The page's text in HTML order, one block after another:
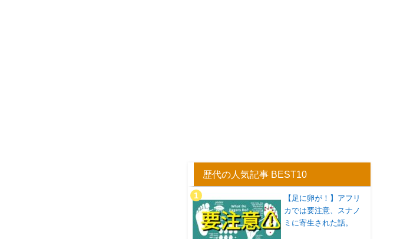
歴代の人気記事 BEST10
【足に卵が！】アフリ
カでは要注意、スナノ
ミに寄生された話。